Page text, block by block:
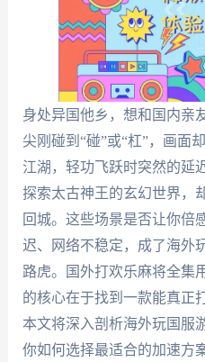
身处异国他乡，想和国内亲
尖刚碰到“碰”或“杠”，画面
江湖，轻功飞跃时突然的延
探索太古神王的玄幻世界，
回城。这些场景是否让你倍
迟、网络不稳定，成了海外
路虎。国外打欢乐麻将全集
的核心在于找到一款能真正
本文将深入剖析海外玩国服
你如何选择最适合的加速方